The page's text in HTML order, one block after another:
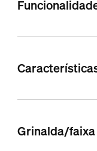
Grinalda/faixa